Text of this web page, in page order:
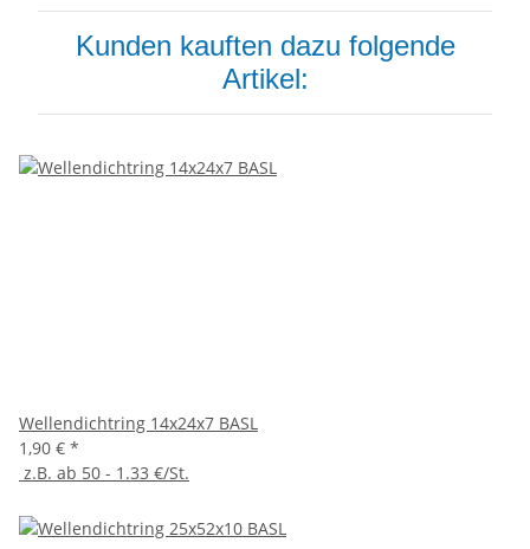
Kunden kauften dazu folgende
Artikel:
Wellendichtring 14x24x7 BASL
1,90 € *
z.B. ab 50 - 1.33 €/St.